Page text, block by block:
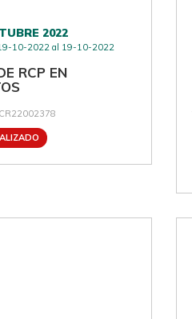
2022
10-2022 al 19-10-2022
RCP EN